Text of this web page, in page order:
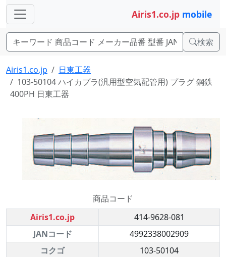
Airis1.co.jp mobile
検索
Airis1.co.jp
日東工器
103-50104 ハイカプラ(汎用型空気配管用) プラグ 鋼鉄
400PH 日東工器
商品コード
Airis1.co.jp
414-9628-081
JANコード
4992338002909
コクゴ
103-50104